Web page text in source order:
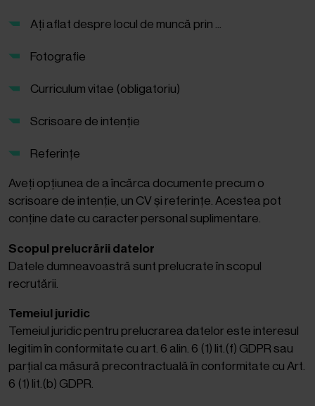
Ați aflat despre locul de muncă prin ...
Fotografie
Curriculum vitae (obligatoriu)
Scrisoare de intenție
Referințe
Aveți opțiunea de a încărca documente precum o
scrisoare de intenție, un CV și referințe. Acestea pot
conține date cu caracter personal suplimentare.
Scopul prelucrării datelor
Datele dumneavoastră sunt prelucrate în scopul
recrutării.
Temeiul juridic
Temeiul juridic pentru prelucrarea datelor este interesul
legitim în conformitate cu art. 6 alin. 6 (1) lit.(f) GDPR sau
parțial ca măsură precontractuală în conformitate cu Art.
6 (1) lit.(b) GDPR.